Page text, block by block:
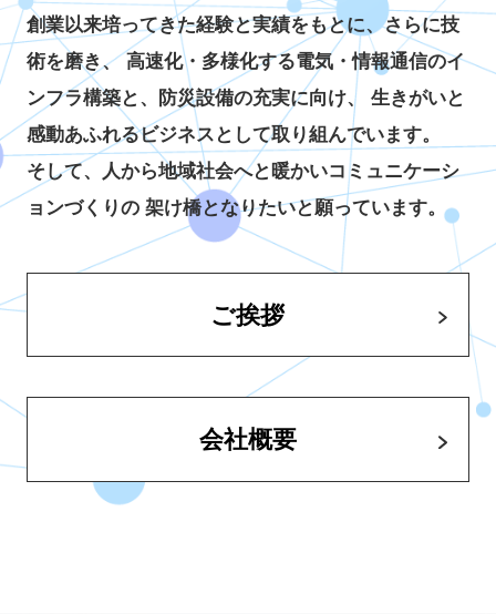
創業以来培ってきた経験と実績をもとに、さらに技
術を磨き、高速化・多様化する電気・情報通信のイ
ンフラ構築と、防災設備の充実に向け、
生きがいと
感動あふれるビジネスとして取り組んでいます。
そして、人から地域社会へと暖かいコミュニケーシ
ョンづくりの架け橋となりたいと願っています。
ご挨拶
会社概要